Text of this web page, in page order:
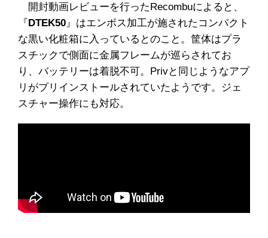
開封動画レビューを行ったRecombuによると、
『DTEK50 』はエンボス加工が施されたコンパクト
な黒い化粧箱に入っているとのこと。筐体はプラ
スチックで側面に金属フレームが巡らされてお
り、バッテリーは着脱不可。Privと同じようなアプ
リがプリインストールされていたようです。ジェ
スチャー操作にも対応。